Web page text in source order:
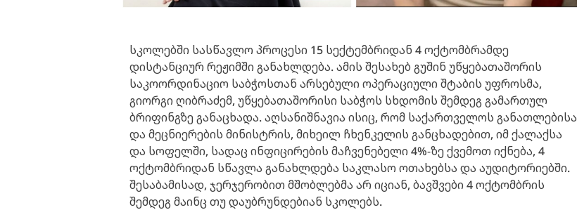
სკოლებში სასწავლო პროცესი 15 სექტემბრიდან 4 ოქტომბრამდე
დისტანციურ რეჟიმში განახლდება. ამის შესახებ გუშინ უწყებათაშორის
საკოორდინაციო საბჭოსთან არსებული ოპერაციული შტაბის უფროსმა,
გიორგი ღიბრაძემ, უწყებათაშორისი საბჭოს სხდომის შემდეგ გამართულ
ბრიფინგზე განაცხადა. აღსანიშნავია ისიც, რომ საქართველოს განათლებისა
და მეცნიერების მინისტრის, მიხეილ ჩხენკელის განცხადებით, იმ ქალაქსა
და სოფელში, სადაც ინფიცირების მაჩვენებელი 4%-ზე ქვემოთ იქნება, 4
ოქტომბრიდან სწავლა განახლდება საკლასო ოთახებსა და აუდიტორიებში.
შესაბამისად, ჯერჯერობით მშობლებმა არ იციან, ბავშვები 4 ოქტომბრის
შემდეგ მაინც თუ დაუბრუნდებიან სკოლებს.